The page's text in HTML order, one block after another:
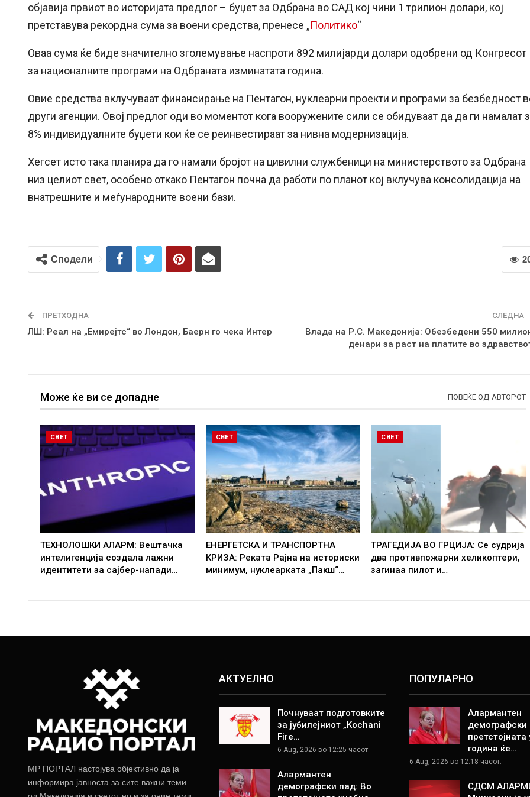
објавија првиот во историјата предлог – буџет за Одбрана во САД кој чини 1 трилион долари, кој
претставува рекордна сума за воени средства, пренесе „Политико“
Оваа сума ќе биде значително зголемување наспроти 892 милијарди долари одобрени од Конгресот
за националните програми на Одбраната изминатата година.
Овие средства вклучуваат финансирање на Пентагон, нуклеарни проекти и програми за безбедност
други агенции. Овој предлог оди во моментот кога вооружените сили се обидуваат да да ги намалат
8% индивидуалните буџети кои ќе се реинвестираат за нивна модернизација.
Хегсет исто така планира да го намали бројот на цивилни службеници на министерството за Одбрана
низ целиот свет, особено откако Пентагон почна да работи по планот кој вклучува консолидација на
внатрешните и меѓународните воени бази.
Сподели
ПРЕТХОДНА
ЛШ: Реал на „Емирејтс“ во Лондон, Баерн го чека Интер
СЛЕДНА
Влада на Р.С. Македонија: Обезбедени 550
денари за раст на платите во
Може ќе ви се допадне ПОВЕЌЕ ОД АВТОРОТ
СВЕТ
ТЕХНОЛОШКИ АЛАРМ: Вештачка
интелигенција создала лажни
идентитети за сајбер-напади…
СВЕТ
ЕНЕРГЕТСКА И ТРАНСПОРТНА
КРИЗА: Реката Рајна на историски
минимум, нуклеарката „Пакш“…
СВЕТ
ТРАГЕДИЈА ВО ГРЦИЈА: Се судрија
два противпожарни хеликоптери,
загинаа пилот и…
МР ПОРТАЛ настојува објективно да ја
информира јавноста за сите важни теми
АКТУЕЛНО
Почнуваат подготовките
за јубилејниот „Kochani
Fire…
6 Aug, 2026 во 12:25 часот.
Алармантен
демографски пад: Во
ПОПУЛАРНО
Алармантен
демографски
претстојната
година ќе…
6 Aug, 2026 во 12:18 часот.
СДСМ